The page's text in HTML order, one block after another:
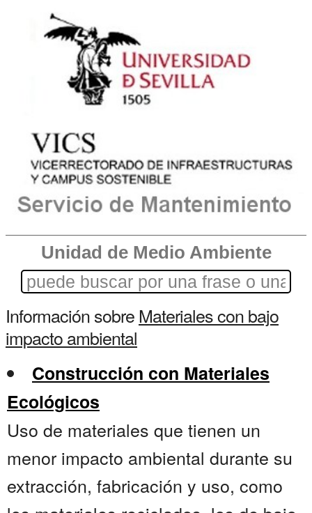
Unidad de Medio Ambiente
Información sobreMateriales con bajo
impacto ambiental
Construcción con Materiales
Ecológicos
Uso de materiales que tienen un
menor impacto ambiental durante su
extracción, fabricación y uso, como